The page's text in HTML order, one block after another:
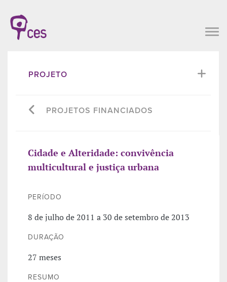
PROJETO
PROJETOS FINANCIADOS
Cidade e Alteridade: convivência
multicultural e justiça urbana
PERÍODO
8 de julho de 2011 a 30 de setembro de 2013
DURAÇÃO
27 meses
RESUMO